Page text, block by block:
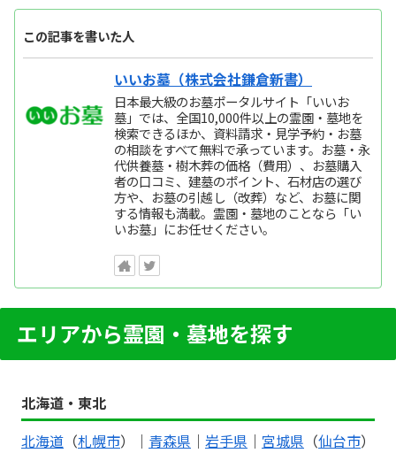
この記事を書いた人
いいお墓（株式会社鎌倉新書）
日本最大級のお墓ポータルサイト「いいお
墓」では、全国10,000件以上の霊園・墓地を
検索できるほか、資料請求・見学予約・お墓
の相談をすべて無料で承っています。お墓・永
代供養墓・樹木葬の価格（費用）、お墓購入
者の口コミ、建墓のポイント、石材店の選び
方や、お墓の引越し（改葬）など、お墓に関
する情報も満載。霊園・墓地のことなら「い
いお墓」にお任せください。
エリアから霊園・墓地を探す
北海道・東北
北海道 （札幌市）｜ 青森県 ｜ 岩手県 ｜ 宮城県 （仙台市）